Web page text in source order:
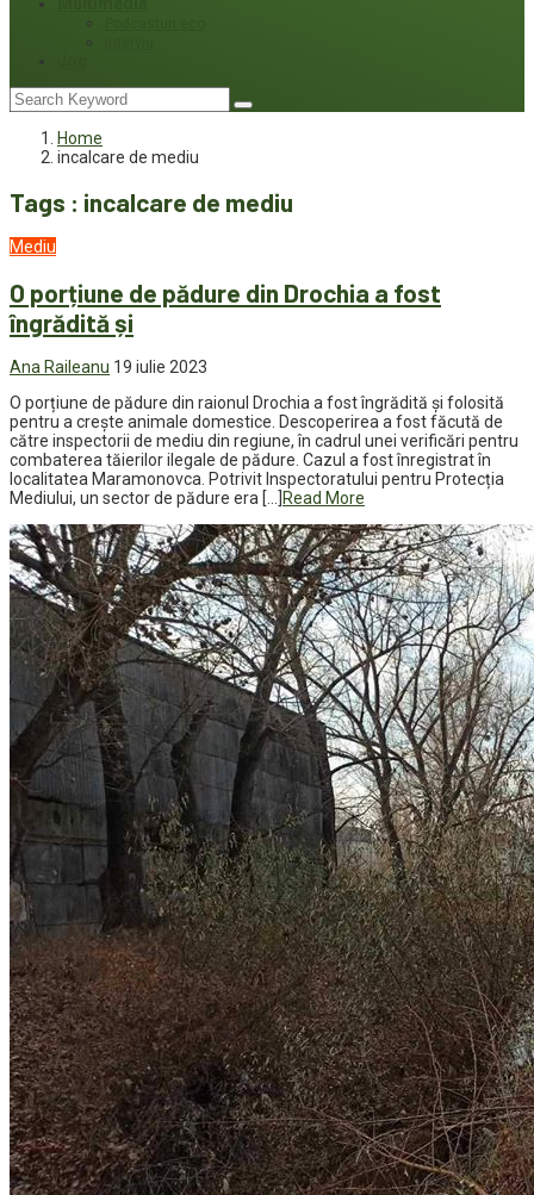
Home
incalcare de mediu
Tags : incalcare de mediu
Mediu
O porțiune de pădure din Drochia a fost
îngrădită și
Ana Raileanu 19 iulie 2023
O porțiune de pădure din raionul Drochia a fost îngrădită și folosită
pentru a crește animale domestice. Descoperirea a fost făcută de
către inspectorii de mediu din regiune, în cadrul unei verificări pentru
combaterea tăierilor ilegale de pădure. Cazul a fost înregistrat în
localitatea Maramonovca. Potrivit Inspectoratului pentru Protecția
Mediului, un sector de pădure era […] Read More